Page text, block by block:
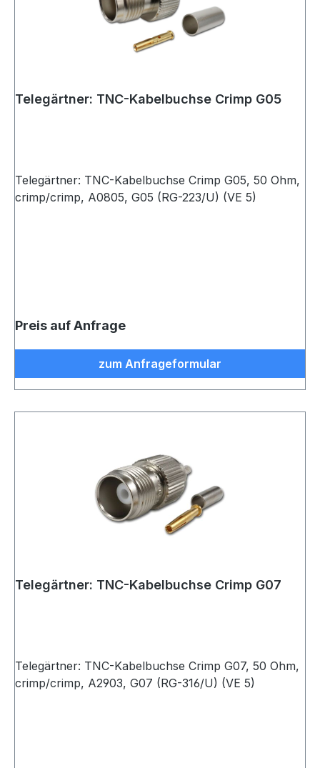
Telegärtner: TNC-Kabelbuchse Crimp G05
Telegärtner: TNC-Kabelbuchse Crimp G05, 50 Ohm,
crimp/crimp, A0805, G05 (RG-223/U) (VE 5)
Preis auf Anfrage
zum Anfrageformular
Telegärtner: TNC-Kabelbuchse Crimp G07
Telegärtner: TNC-Kabelbuchse Crimp G07, 50 Ohm,
crimp/crimp, A2903, G07 (RG-316/U) (VE 5)